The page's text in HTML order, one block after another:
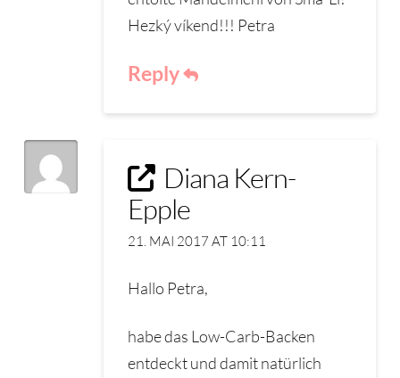
Hezký víkend!!! Petra
Reply
Diana Kern-
Epple
21. MAI 2017 AT 10:11
Hallo Petra,
habe das Low-Carb-Backen
entdeckt und damit natürlich